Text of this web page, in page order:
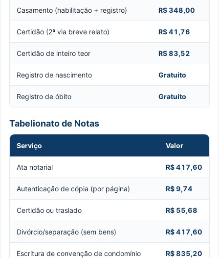
Casamento (habilitação + registro) R$ 348,00
Certidão (2ª via breve relato) R$ 41,76
Certidão de inteiro teor R$ 83,52
Registro de nascimento Gratuito
Registro de óbito Gratuito
Tabelionato de Notas
Serviço Valor
Ata notarial R$ 417,60
Autenticação de cópia (por página) R$ 9,74
Certidão ou traslado R$ 55,68
Divórcio/separação (sem bens) R$ 417,60
Escritura de convenção de condomínio R$ 835,20